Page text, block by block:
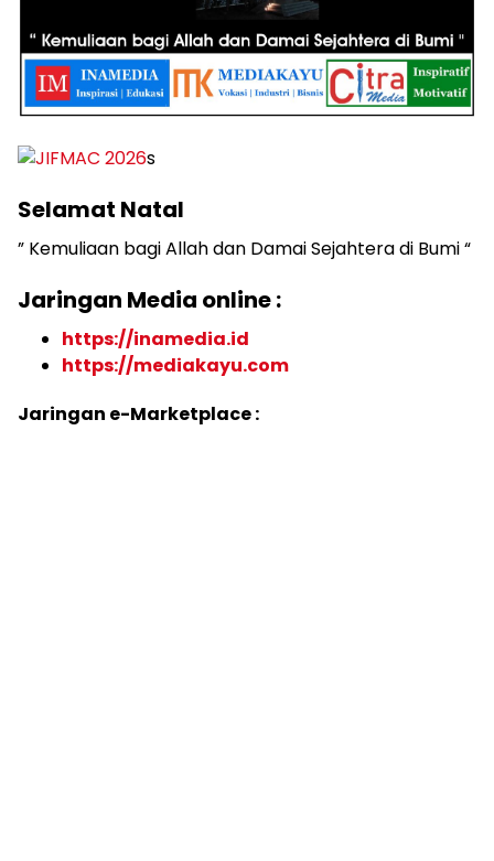
s
Selamat Natal
” Kemuliaan bagi Allah dan Damai Sejahtera di Bumi “
Jaringan Media online :
https://inamedia.id
https://mediakayu.com
Jaringan e-Marketplace :